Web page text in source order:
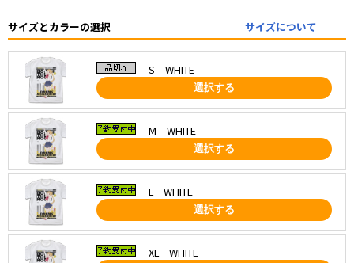
サイズとカラーの選択 サイズについて
S WHITE
選択する
M WHITE
選択する
L WHITE
選択する
XL WHITE